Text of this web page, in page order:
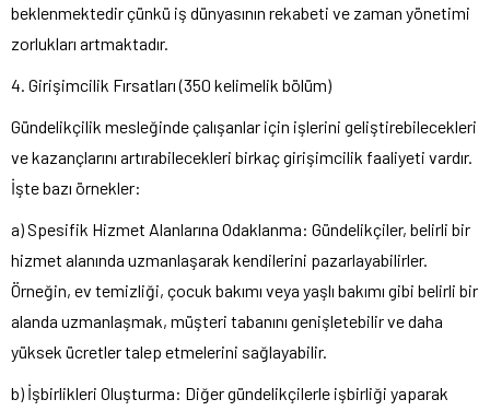
beklenmektedir çünkü iş dünyasının rekabeti ve zaman yönetimi
zorlukları artmaktadır.
4. Girişimcilik Fırsatları (350 kelimelik bölüm)
Gündelikçilik mesleğinde çalışanlar için işlerini geliştirebilecekleri
ve kazançlarını artırabilecekleri birkaç girişimcilik faaliyeti vardır.
İşte bazı örnekler:
a) Spesifik Hizmet Alanlarına Odaklanma: Gündelikçiler, belirli bir
hizmet alanında uzmanlaşarak kendilerini pazarlayabilirler.
Örneğin, ev temizliği, çocuk bakımı veya yaşlı bakımı gibi belirli bir
alanda uzmanlaşmak, müşteri tabanını genişletebilir ve daha
yüksek ücretler talep etmelerini sağlayabilir.
b) İşbirlikleri Oluşturma: Diğer gündelikçilerle işbirliği yaparak